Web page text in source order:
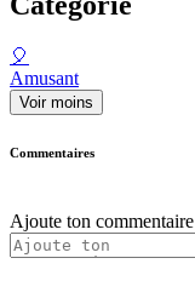
🎈
Amusant
Voir moins
Commentaires
Ajoute ton commentaire